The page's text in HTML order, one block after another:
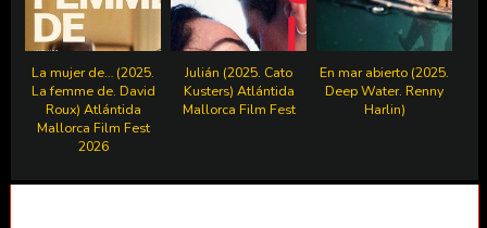
La mujer de… (2025.
La femme de. David
Roux) Atlántida
Mallorca Film Fest
2026
Julián (2025. Cato
Kusters) Atlántida
Mallorca Film Fest
En mar abierto (2025.
Deep Water. Renny
Harlin)